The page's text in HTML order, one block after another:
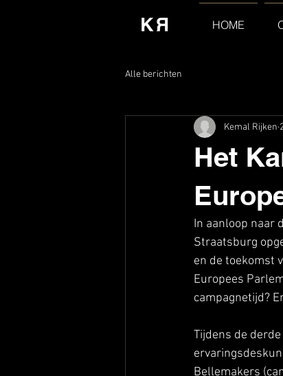
HOME
Alle berichten
Het
Kemal Rijken
In aanloop naar
Straatsburg
en de toekomst
Europees
campagnetijd?
Tijdens de
Bellemakers